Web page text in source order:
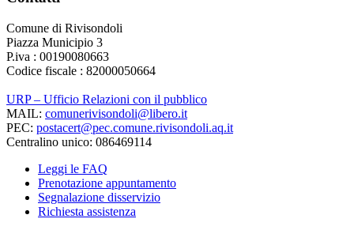
Comune di Rivisondoli
Piazza Municipio 3
P.iva : 00190080663
Codice fiscale : 82000050664
URP – Ufficio Relazioni con il pubblico
MAIL: comunerivisondoli@libero.it
PEC: postacert@pec.comune.rivisondoli.aq.it
Centralino unico: 086469114
Leggi le FAQ
Prenotazione appuntamento
Segnalazione disservizio
Richiesta assistenza